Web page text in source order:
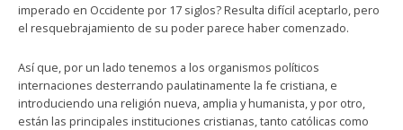
imperado en Occidente por 17 siglos? Resulta difícil aceptarlo, pero
el resquebrajamiento de su poder parece haber comenzado.
Así que, por un lado tenemos a los organismos políticos
internaciones desterrando paulatinamente la fe cristiana, e
introduciendo una religión nueva, amplia y humanista, y por otro,
están las principales instituciones cristianas, tanto católicas como